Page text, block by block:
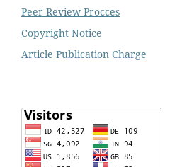
Peer Review Procces
Copyright Notice
Article Publication Charge